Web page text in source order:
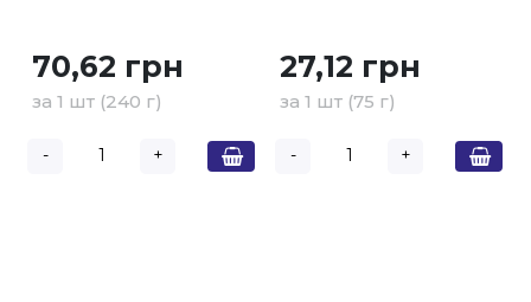
70,62 грн
за 1 шт (240 г)
- +
27,12 грн
за 1 шт (75 г)
- +